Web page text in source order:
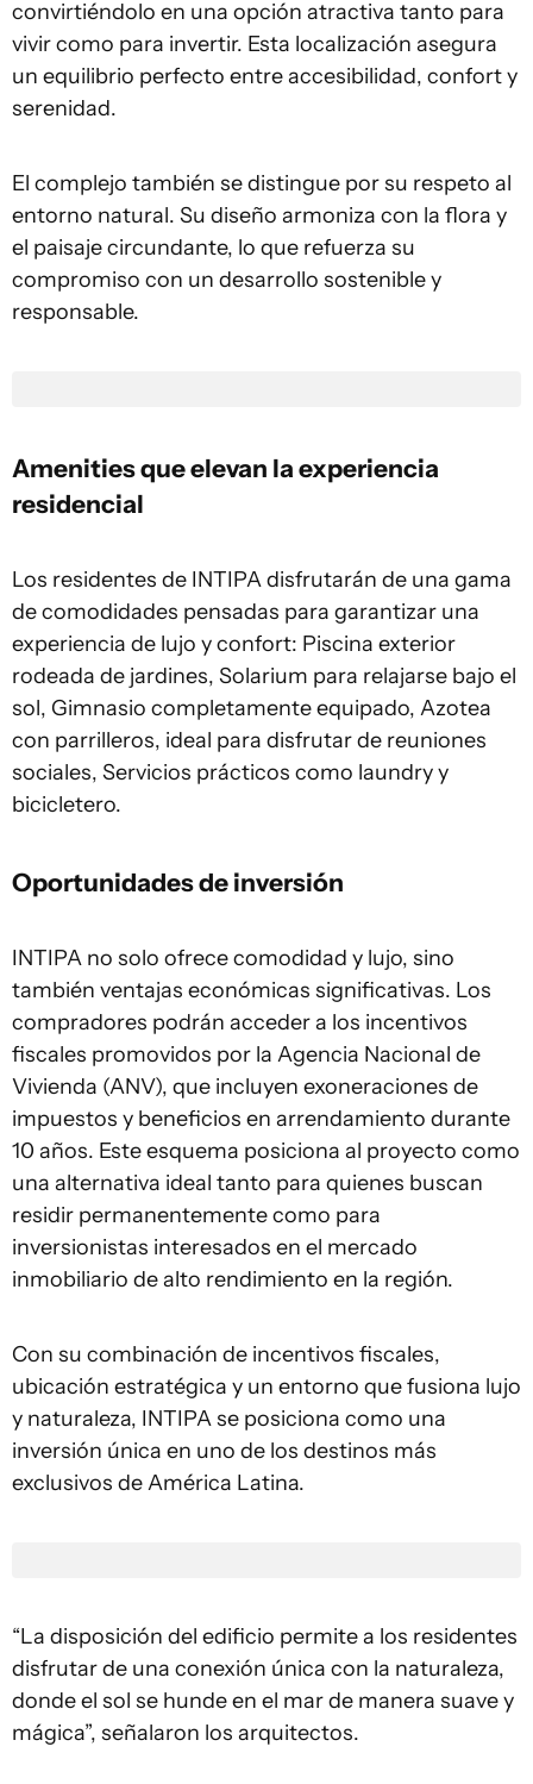
convirtiéndolo en una opción atractiva tanto para
vivir como para invertir. Esta localización asegura
un equilibrio perfecto entre accesibilidad, confort y
serenidad.
El complejo también se distingue por su respeto al
entorno natural. Su diseño armoniza con la flora y
el paisaje circundante, lo que refuerza su
compromiso con un desarrollo sostenible y
responsable.
Amenities que elevan la experiencia
residencial
Los residentes de INTIPA disfrutarán de una gama
de comodidades pensadas para garantizar una
experiencia de lujo y confort: Piscina exterior
rodeada de jardines, Solarium para relajarse bajo el
sol, Gimnasio completamente equipado, Azotea
con parrilleros, ideal para disfrutar de reuniones
sociales, Servicios prácticos como laundry y
bicicletero.
Oportunidades de inversión
INTIPA no solo ofrece comodidad y lujo, sino
también ventajas económicas significativas. Los
compradores podrán acceder a los incentivos
fiscales promovidos por la Agencia Nacional de
Vivienda (ANV), que incluyen exoneraciones de
impuestos y beneficios en arrendamiento durante
10 años. Este esquema posiciona al proyecto como
una alternativa ideal tanto para quienes buscan
residir permanentemente como para
inversionistas interesados en el mercado
inmobiliario de alto rendimiento en la región.
Con su combinación de incentivos fiscales,
ubicación estratégica y un entorno que fusiona lujo
y naturaleza, INTIPA se posiciona como una
inversión única en uno de los destinos más
exclusivos de América Latina.
“La disposición del edificio permite a los residentes
disfrutar de una conexión única con la naturaleza,
donde el sol se hunde en el mar de manera suave y
mágica”, señalaron los arquitectos.